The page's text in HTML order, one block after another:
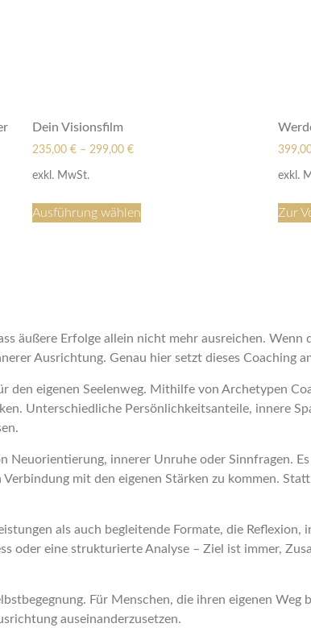
Dein Visionsfilm
235,00 € – 299,00 €
exkl. MwSt.
Ausführung wählen
exkl.
Zur
äußere Erfolge allein nicht mehr ausreichen. Wenn
Ausrichtung. Genau hier setzt dieses Coaching
eigenen Seelenweg. Mithilfe von Archetypen
Unterschiedliche Persönlichkeitsanteile, innere
innerer Unruhe oder Sinnfragen.
mit den eigenen Stärken zu kommen.
als auch begleitende Formate, die Reflexion,
oder eine strukturierte Analyse – Ziel ist immer,
Für Menschen, die ihren eigenen Weg
auseinanderzusetzen.